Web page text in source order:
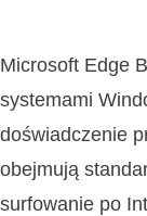
Microsoft Edge
systemami
doświadczenie
obejmują
surfowanie po